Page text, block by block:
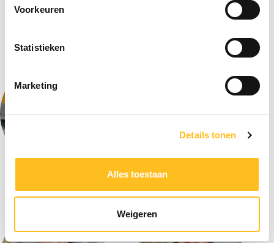
Voorkeuren
Statistieken
Marketing
Details tonen
Alles toestaan
Weigeren
Manager Loonadministratie
Loonadministrateur
Klantteam 1 & 2
Diana van de Laak
Klantteam 1 & 2
Edwin van de Grift